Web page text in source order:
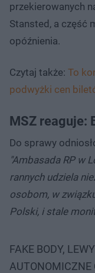
przekierowanych
Stansted, a część
opóźnienia.
Czytaj także: To
podwyżki cen
MSZ reaguje:
Do sprawy
"Ambasada RP w
rannych udziela
osobom, w
Polski, i stale
FAKE BODY,
AUTONOMICZNE